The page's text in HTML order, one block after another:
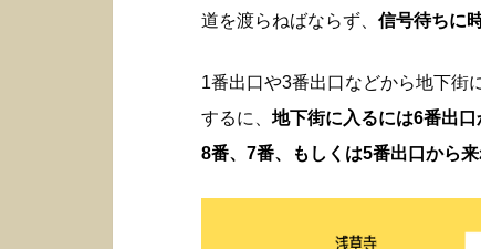
道を渡らねばならず、 信号待ちに
1番出口や3番出口などから地下街
するに、 地下街に入るには6番出
8番、7番、もしくは5番出口から来